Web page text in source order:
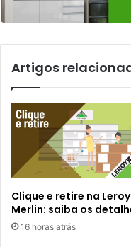
Artigos
Clique e retire na Leroy
Merlin: saiba os
16 horas atrás